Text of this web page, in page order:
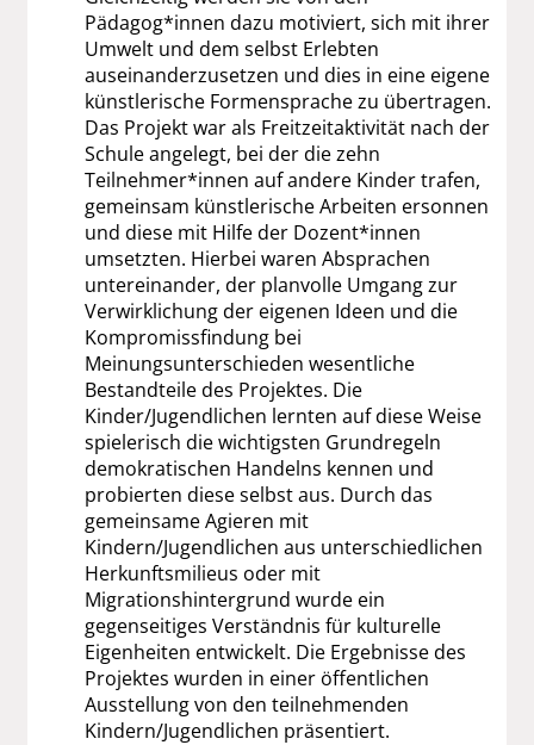
Pädagog*innen dazu motiviert, sich mit ihrer
Umwelt und dem selbst Erlebten
auseinanderzusetzen und dies in eine eigene
künstlerische Formensprache zu übertragen.
Das Projekt war als Freitzeitaktivität nach der
Schule angelegt, bei der die zehn
Teilnehmer*innen auf andere Kinder trafen,
gemeinsam künstlerische Arbeiten ersonnen
und diese mit Hilfe der Dozent*innen
umsetzten. Hierbei waren Absprachen
untereinander, der planvolle Umgang zur
Verwirklichung der eigenen Ideen und die
Kompromissfindung bei
Meinungsunterschieden wesentliche
Bestandteile des Projektes. Die
Kinder/Jugendlichen lernten auf diese Weise
spielerisch die wichtigsten Grundregeln
demokratischen Handelns kennen und
probierten diese selbst aus. Durch das
gemeinsame Agieren mit
Kindern/Jugendlichen aus unterschiedlichen
Herkunftsmilieus oder mit
Migrationshintergrund wurde ein
gegenseitiges Verständnis für kulturelle
Eigenheiten entwickelt. Die Ergebnisse des
Projektes wurden in einer öffentlichen
Ausstellung von den teilnehmenden
Kindern/Jugendlichen präsentiert.